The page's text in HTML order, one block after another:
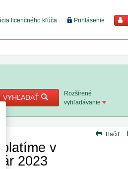
licenčného kľúča Prihlásenie
viac
8. 2026
8.
VYHĽADAŤ
Rozšírené
vyhľadávanie
Tlačiť
v
2023